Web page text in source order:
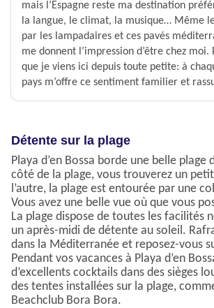
mais l’Espagne reste ma destination
la langue, le climat, la musique… Même
par les lampadaires et ces pavés
me donnent l’impression d’être chez
que je viens ici depuis toute petite: à
pays m’offre ce sentiment familier et
Détente sur la plage
Playa d’en Bossa borde une belle plage
côté de la plage, vous trouverez un
l’autre, la plage est entourée par une
Vous avez une belle vue où que vous
La plage dispose de toutes les facilités
un après-midi de détente au soleil.
dans la Méditerranée et reposez-vous
Pendant vos vacances à Playa d’en
d’excellents cocktails dans des sièges
des tentes installées sur la plage,
Beachclub Bora Bora.